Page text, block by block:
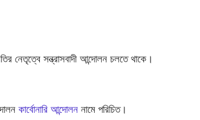
নেতৃত্বে সন্ত্রাসবাদী আন্দোলন চলতে থাকে।
কার্বোনারি আন্দোলন নামে পরিচিত।